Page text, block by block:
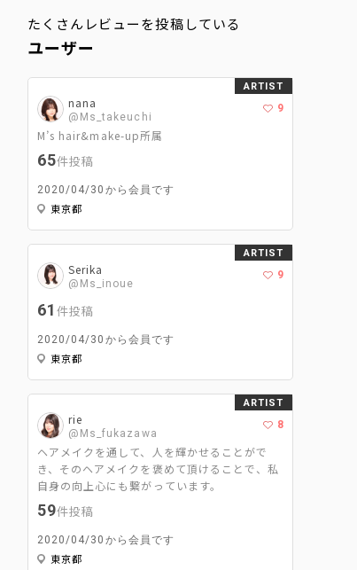
たくさんレビューを投稿している
ユーザー
nana
@Ms_takeuchi
9
M’s hair&make-up所属
65件投稿
2020/04/30から会員です
東京都
ARTIST
Serika
@Ms_inoue
9
61件投稿
2020/04/30から会員です
東京都
ARTIST
rie
@Ms_fukazawa
8
ヘアメイクを通して、人を輝かせることがで
き、そのヘアメイクを褒めて頂けることで、私
自身の向上心にも繋がっています。
59件投稿
2020/04/30から会員です
東京都
ARTIST